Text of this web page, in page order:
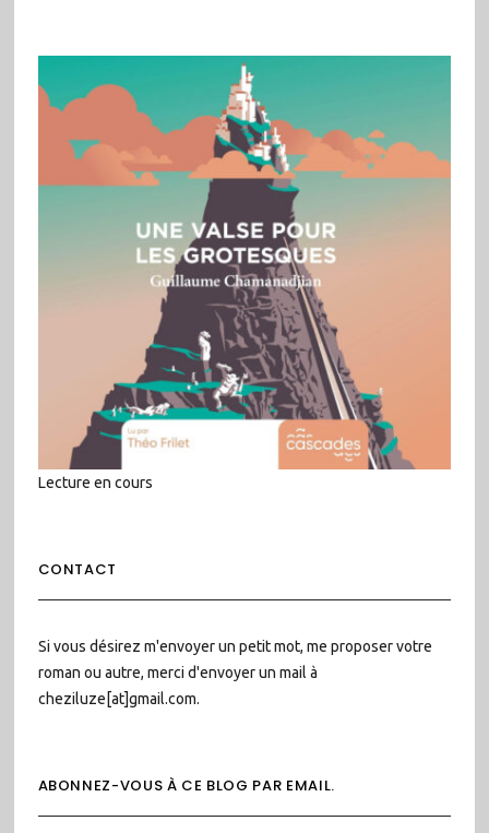
Lecture en cours
CONTACT
Si vous désirez m'envoyer un petit mot, me proposer votre
roman ou autre, merci d'envoyer un mail à
cheziluze[at]gmail.com.
ABONNEZ-VOUS À CE BLOG PAR EMAIL.